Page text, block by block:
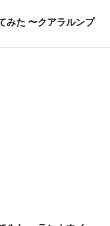
みた 〜クアラルンプ